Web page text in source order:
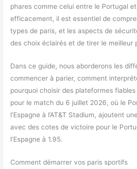
phares comme celui entre le Portugal et
efficacement, il est essentiel de
types de paris, et les aspects de
des choix éclairés et de tirer le meilleur
Dans ce guide, nous aborderons les
commencer à parier, comment
pourquoi choisir des plateformes
pour le match du 6 juillet 2026, où le
l’Espagne à l’AT&T Stadium, ajoutent
avec des cotes de victoire pour le
l’Espagne à 1.95.
Comment démarrer vos paris sportifs